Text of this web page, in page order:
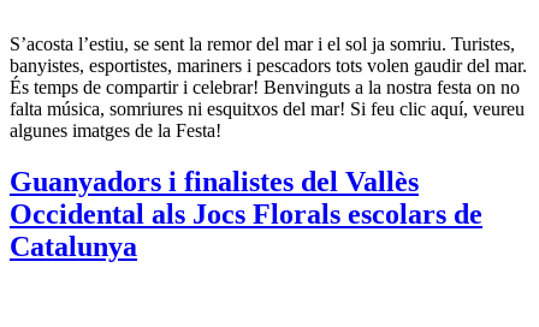
S’acosta l’estiu, se sent la remor del mar i el sol ja somriu. Turistes,
banyistes, esportistes, mariners i pescadors tots volen gaudir del mar.
És temps de compartir i celebrar! Benvinguts a la nostra festa on no
falta música, somriures ni esquitxos del mar! Si feu clic aquí, veureu
algunes imatges de la Festa!
Guanyadors i finalistes del Vallès
Occidental als Jocs Florals escolars de
Catalunya